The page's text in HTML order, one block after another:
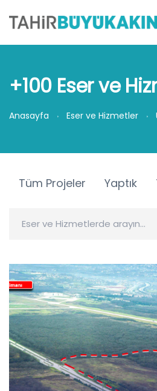
+100 Eser ve
Anasayfa Eser ve Hizmetler
Tüm Projeler Yaptık
Eser ve Hizmetlerde arayın...